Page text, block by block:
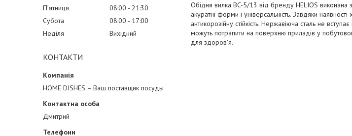
Пʼятниця
08:00
21:30
Субота
08:00
17:00
Неділя
Вихідний
КОНТАКТИ
HOME DISHES – Ваш поставщик посуды
Дмитрий
Обідня вилка BC-5/13 від бренду HELIOS виконана
акуратні форми і універсальність. Завдяки
антикорозійну стійкість. Нержавіюча сталь не
можуть потрапити на поверхню приладів у
для здоров'я.